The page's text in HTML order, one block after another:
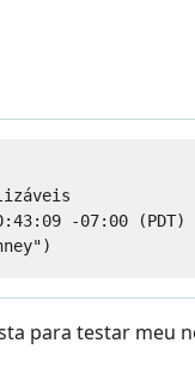
-07:00 (PDT)
para testar meu